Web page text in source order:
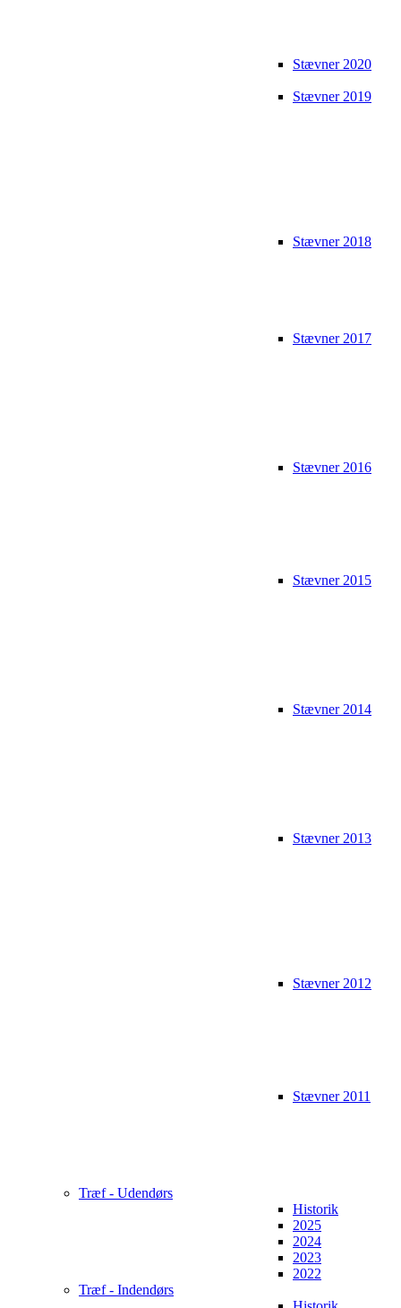
Stævner 2020
Stævner 2019
Stævner 2018
Stævner 2017
Stævner 2016
Stævner 2015
Stævner 2014
Stævner 2013
Stævner 2012
Stævner 2011
Træf - Udendørs
Historik
2025
2024
2023
2022
Træf - Indendørs